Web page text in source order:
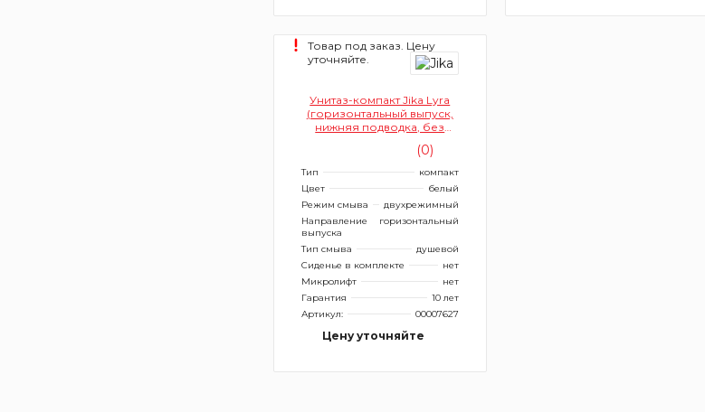
Товар под заказ. Цену
уточняйте.
Унитаз-компакт Jika Lyra
(горизонтальный выпуск,
нижняя подводка, без
(0)
Тип
компакт
Цвет
белый
Режим смыва
двухрежимный
Направление
выпуска
горизонтальный
Тип смыва
душевой
Сиденье в комплекте
нет
Микролифт
нет
Гарантия
10 лет
Артикул:
00007627
Цену уточняйте